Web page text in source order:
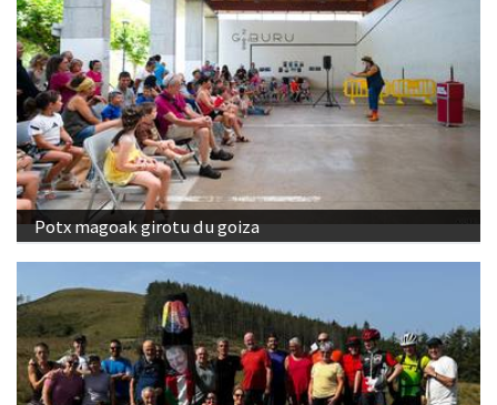
Potx magoak girotu du goiza